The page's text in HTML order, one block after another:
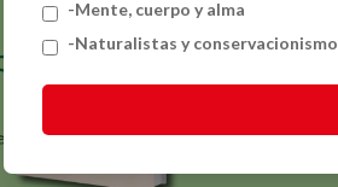
-Mente, cuerpo y alma
-Naturalistas y conservacionismo